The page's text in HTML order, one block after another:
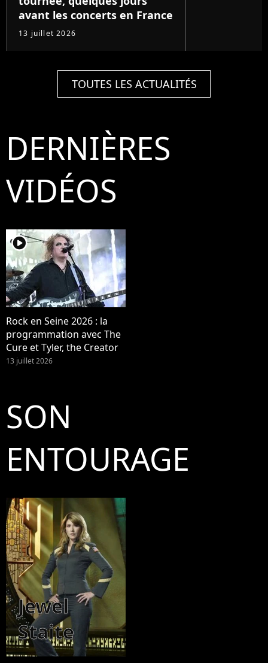
avant les concerts en France
13 juillet 2026
TOUTES LES ACTUALITÉS
DERNIÈRES
VIDÉOS
player2
Rock en Seine 2026 : la
programmation avec The
Cure et Tyler, the Creator
13 juillet 2026
SON
ENTOURAGE
Jewel
Staite